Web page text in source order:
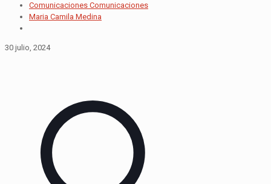
Comunicaciones Comunicaciones
Maria Camila Medina
30 julio, 2024